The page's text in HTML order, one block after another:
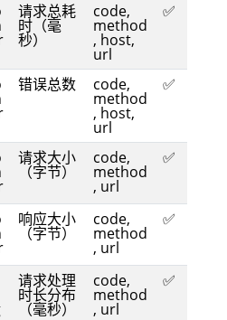
请求总耗
时（毫
秒）
code,
method
, host,
url
✅
错误总数 code,
method
, host,
url
✅
请求大小
（字节）
code,
method
, url
✅
响应大小
（字节）
code,
method
, url
✅
请求处理
时长分布
（毫秒）
code,
method
, url
✅